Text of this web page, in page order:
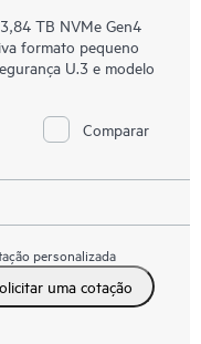
TB NVMe Gen4
formato pequeno
U.3 e modelo
Comparar
personalizada
uma cotação